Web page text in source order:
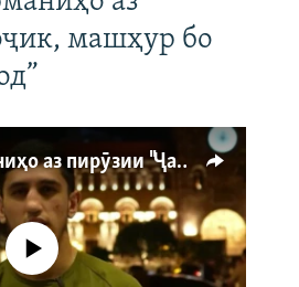
машҳур бо
Ҳаводории арманиҳо аз пирӯзии "Ҷаллод"-и тоҷик
кор намекунад